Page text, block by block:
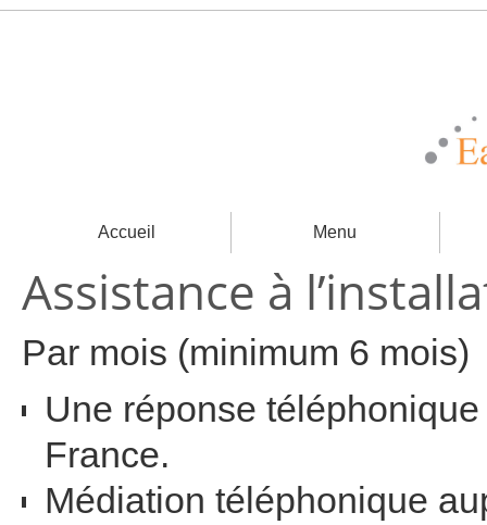
Accueil Menu
Assistance à
Par mois (minimum 6 mois)
Une réponse
France.
Médiation téléphonique